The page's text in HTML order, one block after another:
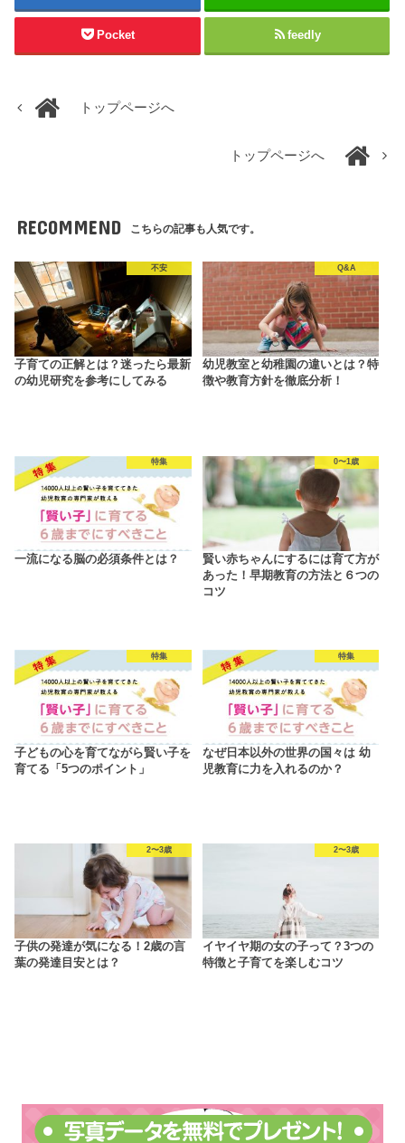
Pocket feedly
トップページへ
トップページへ
RECOMMEND こちらの記事も人気です。
不安
子育ての正解とは？迷ったら最新
の幼児研究を参考にしてみる
Q&A
幼児教室と幼稚園の違いとは？特
徴や教育方針を徹底分析！
特集
一流になる脳の必須条件とは？
0〜1歳
賢い赤ちゃんにするには育て方が
あった！早期教育の方法と６つの
コツ
特集
子どもの心を育てながら賢い子を
育てる「5つのポイント」
特集
なぜ日本以外の世界の国々は 幼
児教育に力を入れるのか？
2〜3歳
子供の発達が気になる！2歳の言
葉の発達目安とは？
2〜3歳
イヤイヤ期の女の子って？3つの
特徴と子育てを楽しむコツ